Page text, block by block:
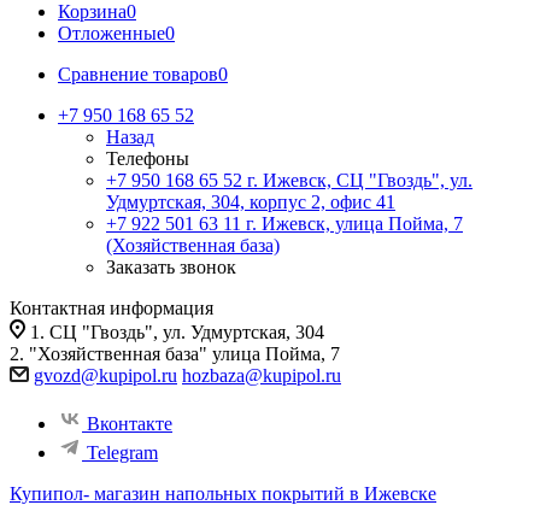
Корзина0
Отложенные0
Сравнение товаров0
+7 950 168 65 52
Назад
Телефоны
+7 950 168 65 52 г. Ижевск, СЦ "Гвоздь", ул.
Удмуртская, 304, корпус 2, офис 41
+7 922 501 63 11 г. Ижевск, улица Пойма, 7
(Хозяйственная база)
Заказать звонок
Контактная информация
1. СЦ "Гвоздь", ул. Удмуртская, 304
2. "Хозяйственная база" улица Пойма, 7
gvozd@kupipol.ru hozbaza@kupipol.ru
Вконтакте
Telegram
Купипол- магазин напольных покрытий в Ижевске